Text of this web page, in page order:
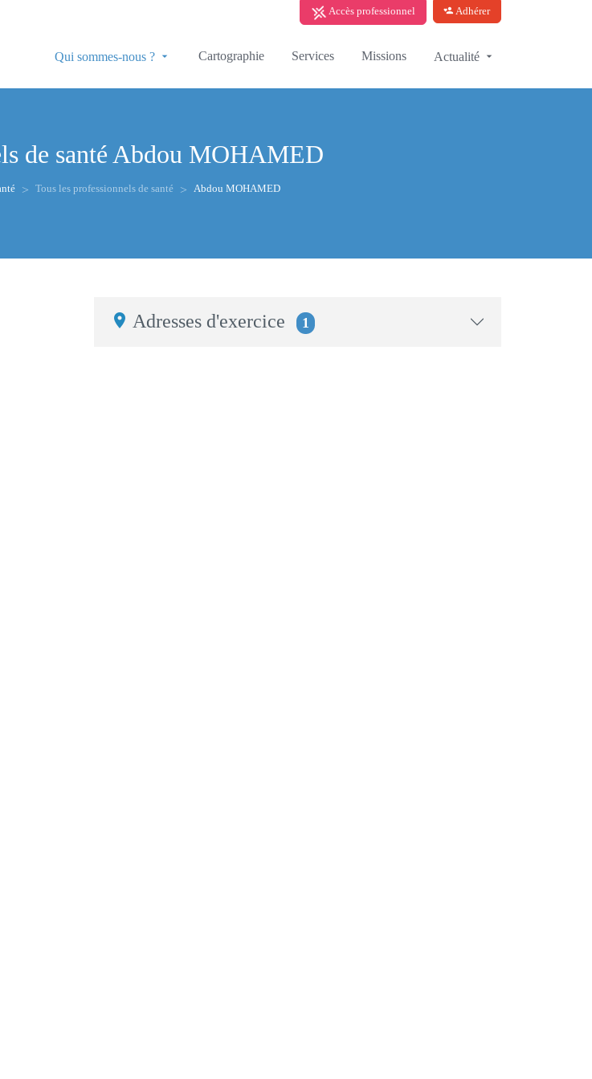
Accès professionnel Adhérer
Qui sommes-nous ? Cartographie Services Missions Actualité
de santé Abdou MOHAMED
Tous les professionnels de santé Abdou MOHAMED
Adresses d'exercice 1